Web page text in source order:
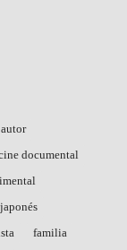
documental
familia